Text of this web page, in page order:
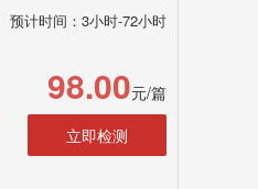
预计时间：3小时-72小时
98.00元/篇
立即检测